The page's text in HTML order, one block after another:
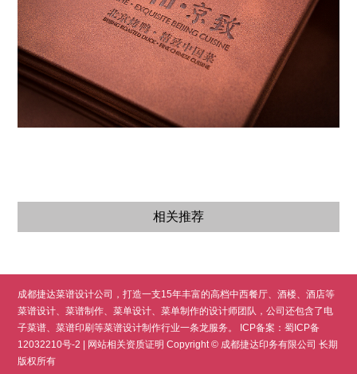
相关推荐
成都捷达菜谱设计公司，打造一支15年丰富的高档中西餐厅、酒楼、酒店等
菜谱设计 、菜谱制作、菜单设计、菜单制作的设计师团队，公司还包含了电
子菜谱、菜谱印刷等菜谱设计制作行业一条龙服务。 ICP备案：蜀ICP备
12032210号-2 | 网站相关资质证明 Copyright © 成都捷达印务有限公司 长期
版权所有